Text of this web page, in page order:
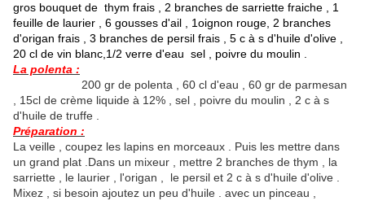
gros bouquet de thym frais , 2 branches de sarriette fraiche , 1
feuille de laurier , 6 gousses d'ail , 1oignon rouge, 2 branches
d'origan frais , 3 branches de persil frais , 5 c à s d'huile d'olive ,
20 cl de vin blanc,1/2 verre d'eau sel , poivre du moulin .
La polenta :
200 gr de polenta , 60 cl d'eau , 60 gr de parmesan
, 15cl de crème liquide à 12% , sel , poivre du moulin , 2 c à s
d'huile de truffe .
Préparation :
La veille , coupez les lapins en morceaux . Puis les mettre dans
un grand plat .Dans un mixeur , mettre 2 branches de thym , la
sarriette , le laurier , l'origan , le persil et 2 c à s d'huile d'olive .
Mixez , si besoin ajoutez un peu d'huile . avec un pinceau ,